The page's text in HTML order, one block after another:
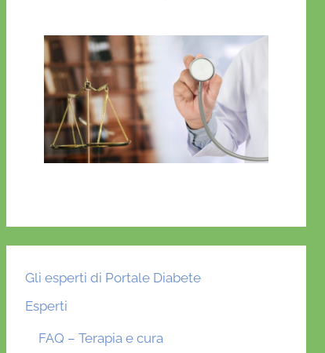
Gli esperti di Portale Diabete
Esperti
FAQ – Terapia e cura